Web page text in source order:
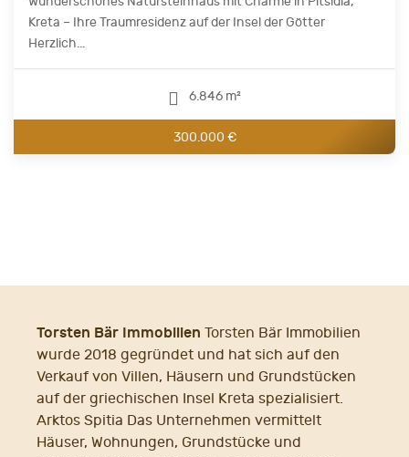
Kreta – Ihre Traumresidenz auf der Insel der Götter
Herzlich...
6.846 m²
300.000 €
Torsten Bär Immobilien Torsten Bär Immobilien
wurde 2018 gegründet und hat sich auf den
Verkauf von Villen, Häusern und Grundstücken
auf der griechischen Insel Kreta spezialisiert.
Arktos Spitia Das Unternehmen vermittelt
Häuser, Wohnungen, Grundstücke und